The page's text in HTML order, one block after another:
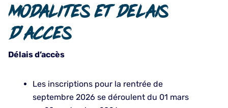
Modalites et delais
d’acces
Délais d’accès
Les inscriptions pour la rentrée de
septembre 2026 se déroulent du 01 mars